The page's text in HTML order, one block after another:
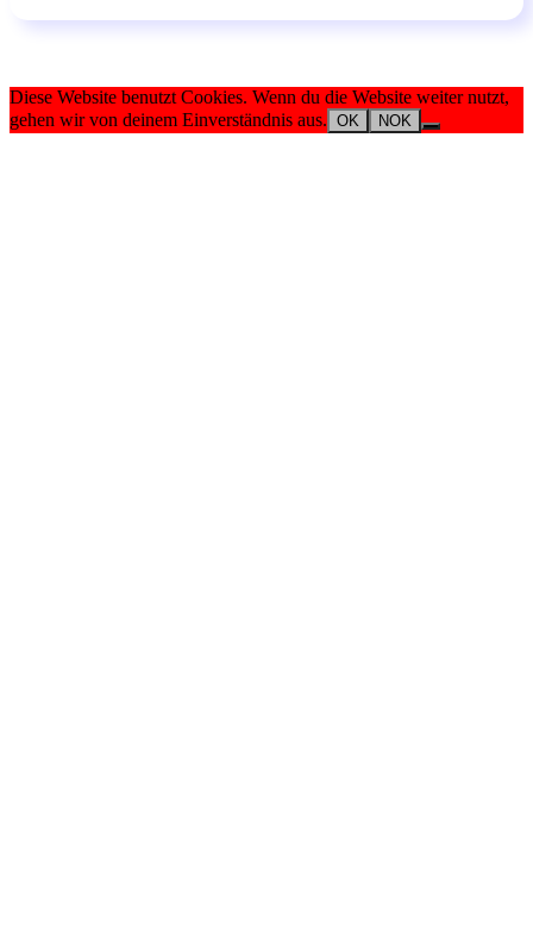
Diese Website benutzt Cookies. Wenn du die Website weiter nutzt,
gehen wir von deinem Einverständnis aus. OK NOK